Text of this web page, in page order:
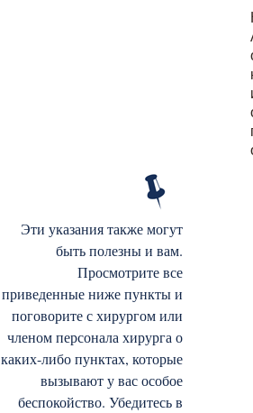
Эти указания также могут
быть полезны и вам.
Просмотрите все
приведенные ниже пункты и
поговорите с хирургом или
членом персонала хирурга о
каких-либо пунктах, которые
вызывают у вас особое
беспокойство. Убедитесь в